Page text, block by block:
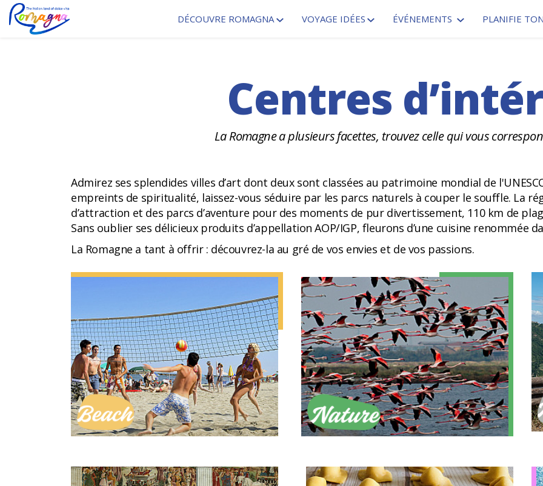
DÉCOUVRE ROMAGNA VOYAGE IDÉES ÉVÉNEMENTS PLANIFIE
Centres
La Romagne a plusieurs facettes, trouvez celle qui vous
Admirez ses splendides villes d’art dont deux sont classées au patrimoine mondial de
empreints de spiritualité, laissez-vous séduire par les parcs naturels à couper le souffle. La
d’attraction et des parcs d’aventure pour des moments de pur divertissement, 110 km de
Sans oublier ses délicieux produits d’appellation AOP/IGP, fleurons d’une cuisine renommée
La Romagne a tant à offrir : découvrez-la au gré de vos envies et de vos passions.
Plage Nature